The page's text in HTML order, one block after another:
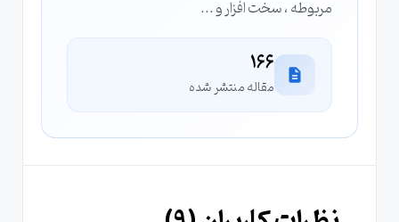
مربوطه ، سخت افزار و ...
166
مقاله منتشر شده